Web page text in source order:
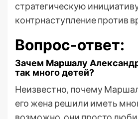
стратегическую
контрнаступление против
Вопрос-ответ:
Зачем Маршалу
так много детей?
Неизвестно, почему
его жена решили иметь